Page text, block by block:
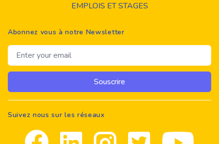
EMPLOIS ET STAGES
Abonnez vous à notre Newsletter
Email address
Souscrire
Suivez nous sur les réseaux
Facebook Linkedin Instagram Twitter youtube